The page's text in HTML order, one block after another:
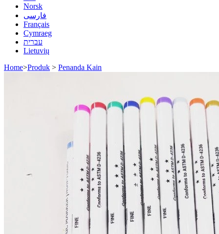
Norsk
فارسی
Français
Cymraeg
עברית
Lietuvių
Home>Produk > Penanda Kain